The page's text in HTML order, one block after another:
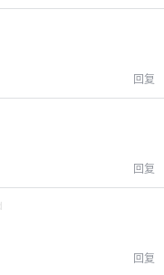
回复
回复
回复